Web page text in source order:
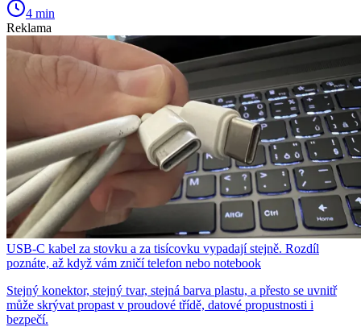
4 min
Reklama
USB-C kabel za stovku a za tisícovku vypadají stejně. Rozdíl
poznáte, až když vám zničí telefon nebo notebook
Stejný konektor, stejný tvar, stejná barva plastu, a přesto se uvnitř
může skrývat propast v proudové třídě, datové propustnosti i
bezpečí.